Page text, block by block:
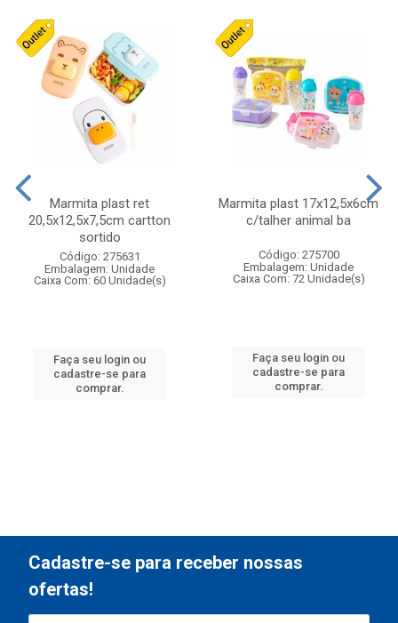
Marmita plast ret
20,5x12,5x7,5cm cartton
sortido
Código: 275631
Embalagem: Unidade
Caixa Com: 60 Unidade(s)
Faça seu login ou
cadastre-se para
comprar.
Marmita plast 17x12,5x6cm
c/talher animal ba
Código: 275700
Embalagem: Unidade
Caixa Com: 72 Unidade(s)
Faça seu login ou
cadastre-se para
comprar.
Cadastre-se para receber nossas
ofertas!